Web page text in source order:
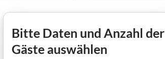
Bitte Daten und Anzahl der
Gäste auswählen